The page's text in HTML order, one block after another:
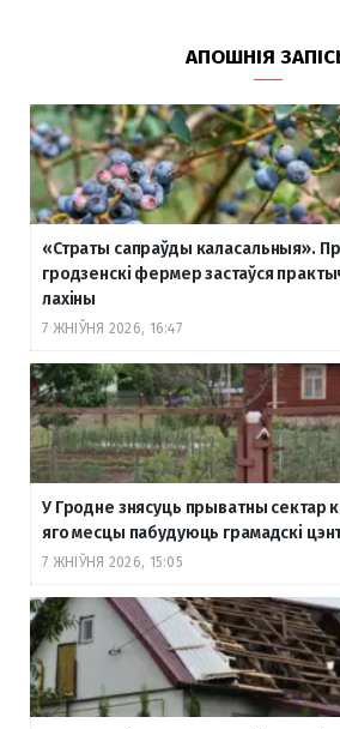
АПОШНІЯ
«Страты сапраўды каласальныя».
гродзенскі фермер застаўся
лахіны
7 ЖНІЎНЯ 2026, 16:47
У Гродне знясуць прыватны сектар
яго месцы пабудуюць грамадскі
7 ЖНІЎНЯ 2026, 15:05